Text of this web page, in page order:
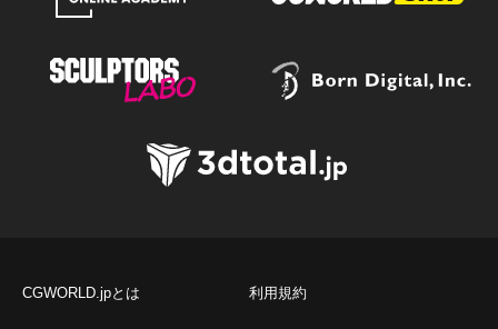
CGWORLD.jpとは 利用規約